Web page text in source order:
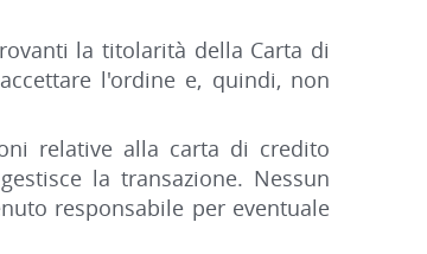
la titolarità della Carta di
l'ordine e, quindi, non
relative alla carta di credito
la transazione. Nessun
responsabile per eventuale